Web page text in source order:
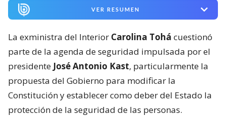
VER RESUMEN
La exministra del Interior Carolina Tohá cuestionó
parte de la agenda de seguridad impulsada por el
presidente José Antonio Kast, particularmente la
propuesta del Gobierno para modificar la
Constitución y establecer como deber del Estado la
protección de la seguridad de las personas.